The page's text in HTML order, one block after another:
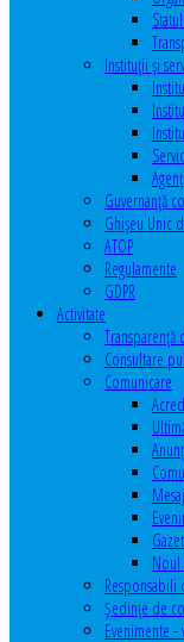
Instituţii şi
Guvernanță
Ghişeu Unic
ATOP
Regulamente
GDPR
Activitate
Transparenţă
Consultare
Comunicare
Noul
Responsabili
Şedinţe de
Evenimente -